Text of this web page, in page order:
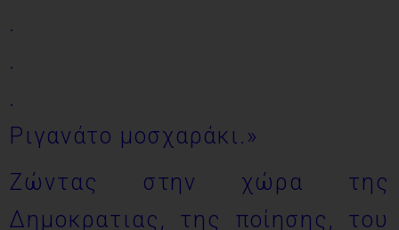
.
.
.
Ριγανάτο μοσχαράκι.»
Ζώντας στην χώρα της
Δημοκρατιας, της ποίησης, του